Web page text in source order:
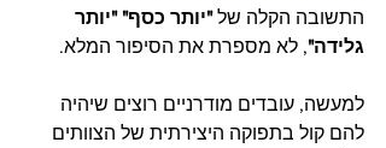
התשובה הקלה של "יותר כסף" "יותר
גלידה", לא מספרת את הסיפור המלא.
למעשה, עובדים מודרניים רוצים שיהיה
להם קול בתפוקה היצירתית של הצוותים